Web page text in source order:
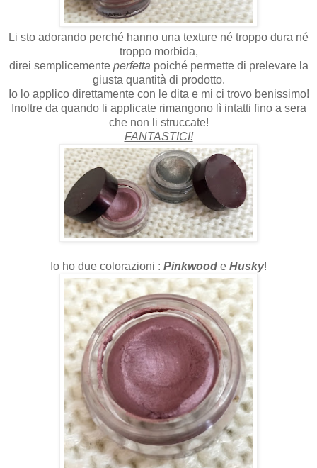
Li sto adorando perché hanno una texture né troppo dura né
troppo morbida,
direi semplicemente perfetta poiché permette di prelevare la
giusta quantità di prodotto.
Io lo applico direttamente con le dita e mi ci trovo benissimo!
Inoltre da quando li applicate rimangono lì intatti fino a sera
che non li struccate!
FANTASTICI!
Io ho due colorazioni : Pinkwood e Husky!